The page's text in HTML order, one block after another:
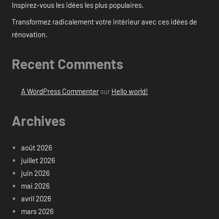
Inspirez-vous les idées les plus populaires.
Transformez radicalement votre intérieur avec ces idées de
rénovation.
Recent Comments
A WordPress Commentersur Hello world!
Archives
août 2026
juillet 2026
juin 2026
mai 2026
avril 2026
mars 2026